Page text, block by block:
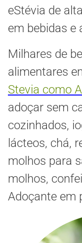
eStévia de
em bebidas e
Milhares de
alimentares
Stevia como
adoçar sem
cozinhados,
lácteos, chá,
molhos para
molhos,
Adoçante em